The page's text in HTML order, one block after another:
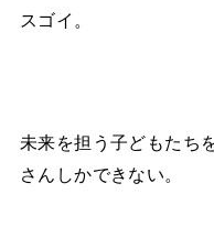
スゴイ。
未来を担う子どもたち
さんしかできない。